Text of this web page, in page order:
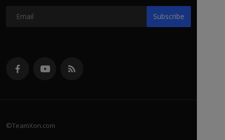
Subscribe
©TeamXon.com